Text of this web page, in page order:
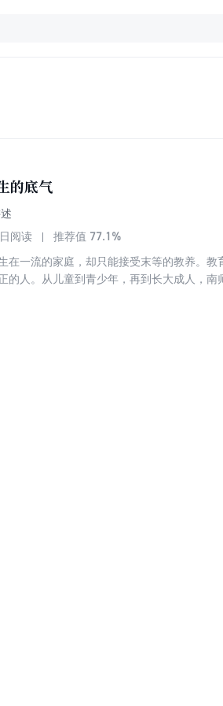
的底气
阅读 推荐值 77.1%
在一流的家庭，却只能接受末等的教养。
的人。从儿童到青少年，再到长大成人，